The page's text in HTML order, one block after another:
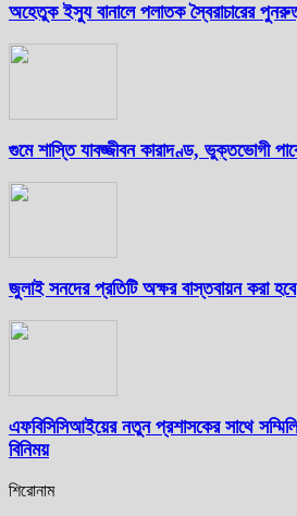
অহেতুক ইস্যু বানালে পলাতক স্বৈরাচারের
গুমে শাস্তি যাবজ্জীবন কারাদণ্ড, ভুক্তভোগী
জুলাই সনদের প্রতিটি অক্ষর বাস্তবায়ন করা হবে
এফবিসিসিআইয়ের নতুন প্রশাসকের সাথে
বিনিময়
শিরোনাম